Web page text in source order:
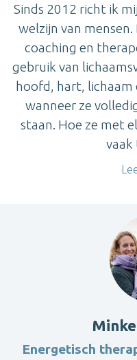
Sinds 2012 richt ik
welzijn van
coaching en
gebruik van
hoofd, hart, lichaam
wanneer ze
staan. Hoe ze met
vaak
Energetisch